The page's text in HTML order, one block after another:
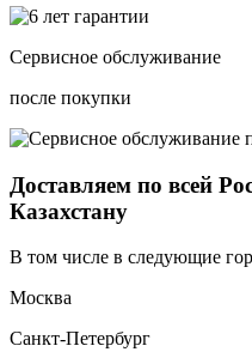
Сервисное обслуживание
после покупки
Доставляем по всей
Казахстану
В том числе в следующие
Москва
Санкт-Петербург